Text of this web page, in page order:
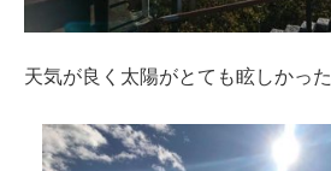
天気が良く太陽がとても眩しかった